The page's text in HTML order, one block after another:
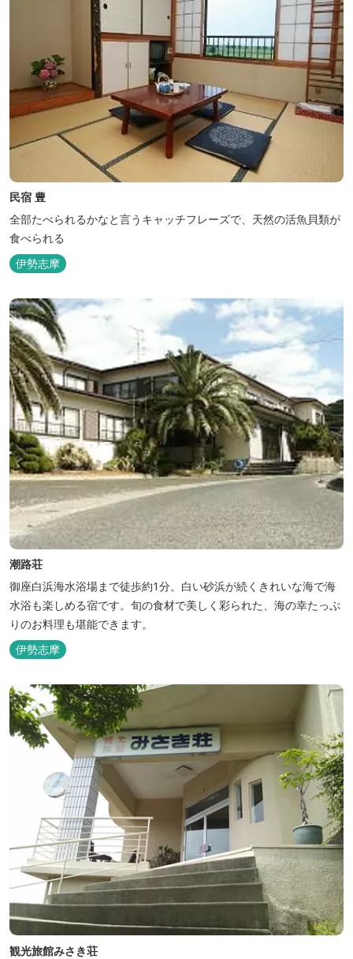
民宿 豊
全部たべられるかなと言うキャッチフレーズで、天然の活魚貝類が
食べられる
伊勢志摩
潮路荘
御座白浜海水浴場まで徒歩約1分。白い砂浜が続くきれいな海で海
水浴も楽しめる宿です。旬の食材で美しく彩られた、海の幸たっぷ
りのお料理も堪能できます。
伊勢志摩
観光旅館みさき荘